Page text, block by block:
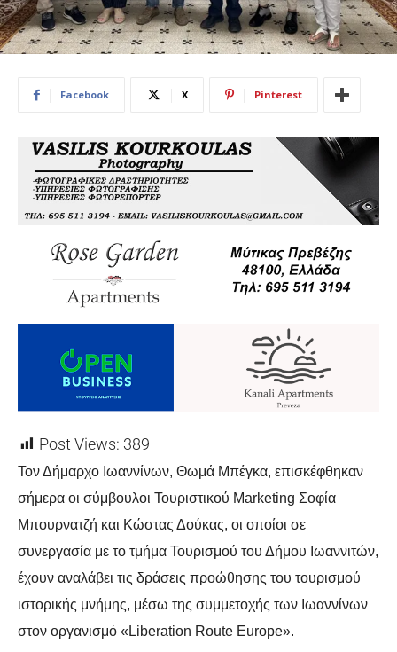
Facebook X Pinterest
Post Views: 389
Τον Δήμαρχο Ιωαννίνων, Θωμά Μπέγκα, επισκέφθηκαν
σήμερα οι σύμβουλοι Τουριστικού Marketing Σοφία
Μπουρνατζή και Κώστας Δούκας, οι οποίοι σε
συνεργασία με το τμήμα Τουρισμού του Δήμου Ιωαννιτών,
έχουν αναλάβει τις δράσεις προώθησης του τουρισμού
ιστορικής μνήμης, μέσω της συμμετοχής των Ιωαννίνων
στον οργανισμό «Liberation Route Europe».